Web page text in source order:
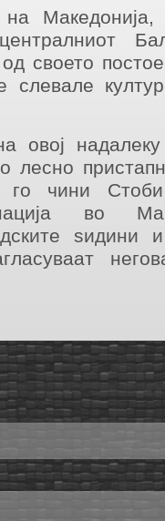
Македонија,
своето
овој
лесно
го чини
во
ѕидини